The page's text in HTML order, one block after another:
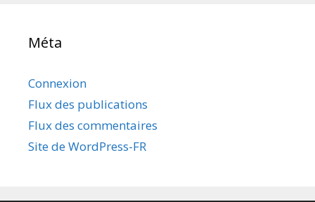
Méta
Connexion
Flux des publications
Flux des commentaires
Site de WordPress-FR